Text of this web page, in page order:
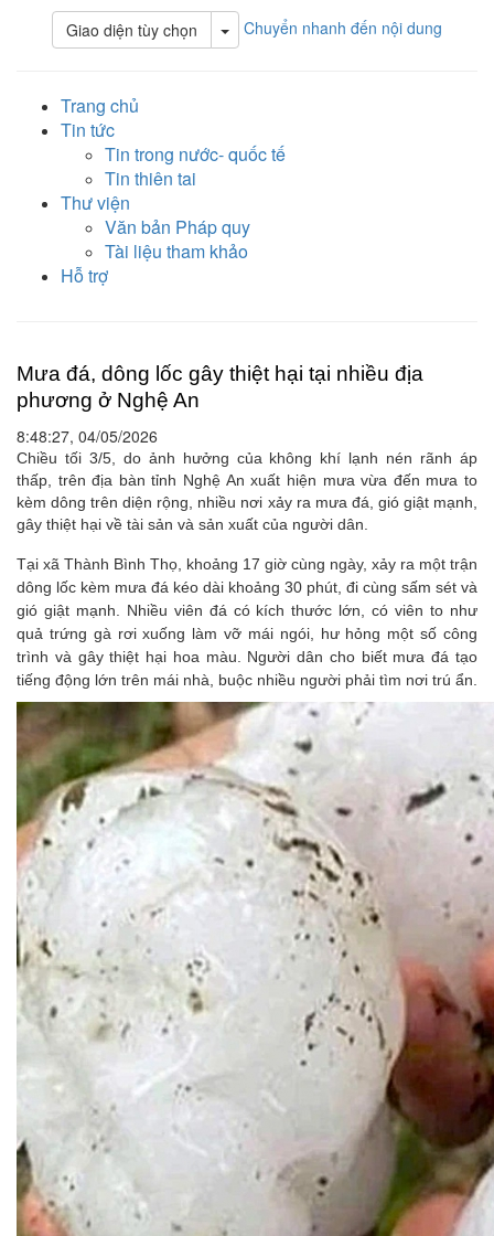
Giao diện tùy chọn Toggle Dropdown
Chuyển nhanh đến nội dung
Trang chủ
Tin tức
Tin trong nước- quốc tế
Tin thiên tai
Thư viện
Văn bản Pháp quy
Tài liệu tham khảo
Hỗ trợ
Mưa đá, dông lốc gây thiệt hại tại nhiều địa
phương ở Nghệ An
8:48:27, 04/05/2026
Chiều tối 3/5, do ảnh hưởng của không khí lạnh nén rãnh áp
thấp, trên địa bàn tỉnh Nghệ An xuất hiện mưa vừa đến mưa to
kèm dông trên diện rộng, nhiều nơi xảy ra mưa đá, gió giật mạnh,
gây thiệt hại về tài sản và sản xuất của người dân.
Tại xã Thành Bình Thọ, khoảng 17 giờ cùng ngày, xảy ra một trận
dông lốc kèm mưa đá kéo dài khoảng 30 phút, đi cùng sấm sét và
gió giật mạnh. Nhiều viên đá có kích thước lớn, có viên to như
quả trứng gà rơi xuống làm vỡ mái ngói, hư hỏng một số công
trình và gây thiệt hại hoa màu. Người dân cho biết mưa đá tạo
tiếng động lớn trên mái nhà, buộc nhiều người phải tìm nơi trú ẩn.